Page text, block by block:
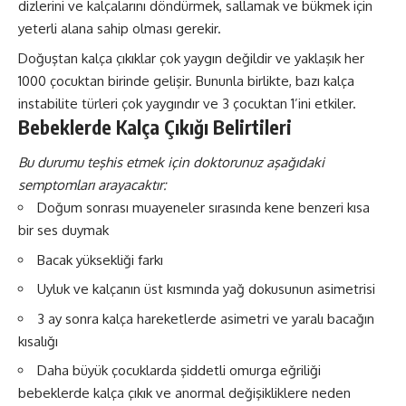
dizlerini ve kalçalarını döndürmek, sallamak ve bükmek için
yeterli alana sahip olması gerekir.
Doğuştan kalça çıkıklar çok yaygın değildir ve yaklaşık her
1000 çocuktan birinde gelişir. Bununla birlikte, bazı kalça
instabilite türleri çok yaygındır ve 3 çocuktan 1’ini etkiler.
Bebeklerde Kalça Çıkığı Belirtileri
Bu durumu teşhis etmek için doktorunuz aşağıdaki
semptomları arayacaktır:
Doğum sonrası muayeneler sırasında kene benzeri kısa
bir ses duymak
Bacak yüksekliği farkı
Uyluk ve kalçanın üst kısmında yağ dokusunun asimetrisi
3 ay sonra kalça hareketlerde asimetri ve yaralı bacağın
kısalığı
Daha büyük çocuklarda şiddetli omurga eğriliği
bebeklerde kalça çıkık ve anormal değişikliklere neden